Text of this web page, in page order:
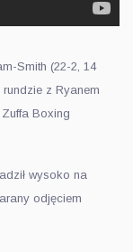
Smith (22-2, 14
z Ryanem
Boxing
wysoko na
odjęciem